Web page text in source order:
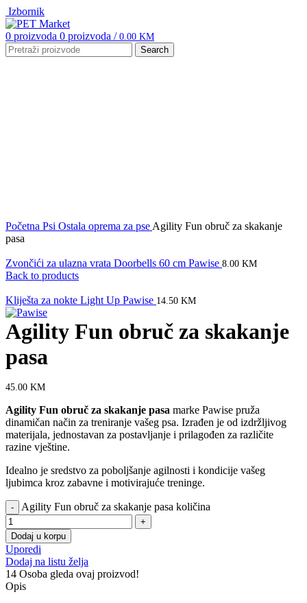
Izbornik
0 proizvoda 0 proizvoda / 0.00 KM
Search
Početna Psi Ostala oprema za pse Agility Fun obruč za skakanje
pasa
Zvončići za ulazna vrata Doorbells 60 cm Pawise 8.00 KM
Back to products
Kliješta za nokte Light Up Pawise 14.50 KM
Agility Fun obruč za skakanje
pasa
45.00 KM
Agility Fun obruč za skakanje pasa marke Pawise pruža
dinamičan način za treniranje vašeg psa. Izrađen je od izdržljivog
materijala, jednostavan za postavljanje i prilagođen za različite
razine vještine.
Idealno je sredstvo za poboljšanje agilnosti i kondicije vašeg
ljubimca kroz zabavne i motivirajuće treninge.
Agility Fun obruč za skakanje pasa količina
Dodaj u korpu
Uporedi
Dodaj na listu želja
14 Osoba gleda ovaj proizvod!
Opis